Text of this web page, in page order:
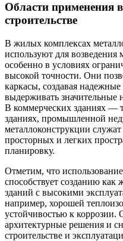
Области применения
строительстве
В жилых комплексах
используют для
особенно в условиях
высокой точности. Они
каркасы, создавая
выдерживать значительные
В коммерческих зданиях —
зданиях, промышленной
металлоконструкции
просторных и легких
планировку.
Отметим, что
способствует созданию
зданий с высокими
например, хорошей
устойчивостью к
архитектурные решения и
строительстве и